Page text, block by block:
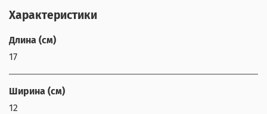
Характеристики
Длина (см)
17
Ширина (см)
12